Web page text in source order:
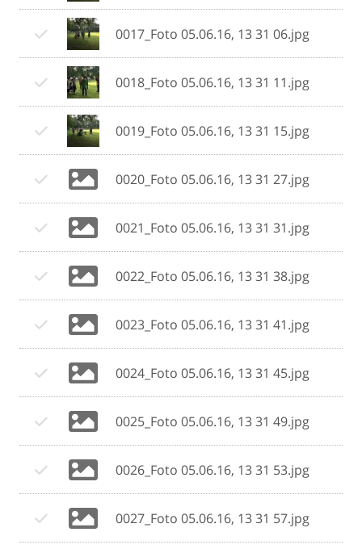
0017_Foto 05.06.16, 13 31 06.jpg
0018_Foto 05.06.16, 13 31 11.jpg
0019_Foto 05.06.16, 13 31 15.jpg
0020_Foto 05.06.16, 13 31 27.jpg
0021_Foto 05.06.16, 13 31 31.jpg
0022_Foto 05.06.16, 13 31 38.jpg
0023_Foto 05.06.16, 13 31 41.jpg
0024_Foto 05.06.16, 13 31 45.jpg
0025_Foto 05.06.16, 13 31 49.jpg
0026_Foto 05.06.16, 13 31 53.jpg
0027_Foto 05.06.16, 13 31 57.jpg